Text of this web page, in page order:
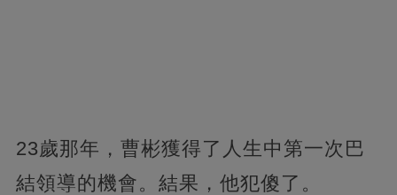
23歲那年，曹彬獲得了人生中第一次巴
結領導的機會。結果，他犯傻了。